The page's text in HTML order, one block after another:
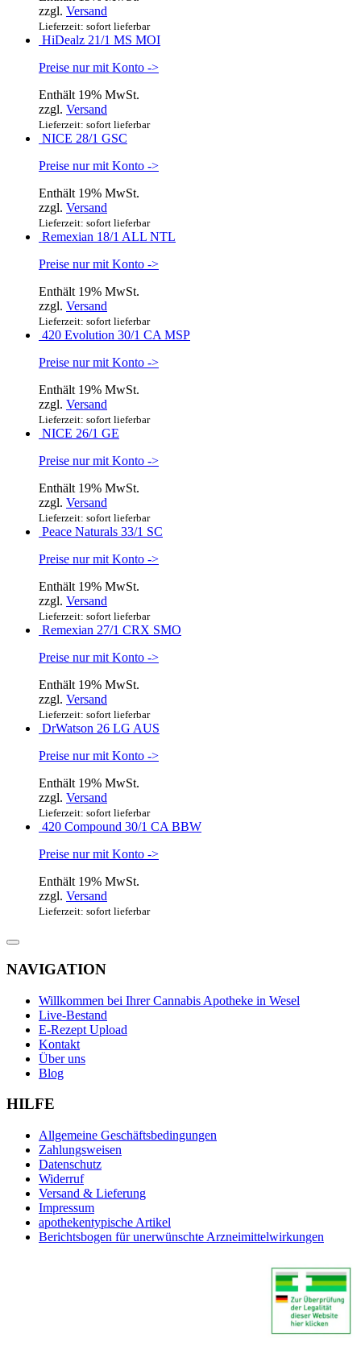
zzgl. Versand
Lieferzeit: sofort lieferbar
HiDealz 21/1 MS MOI
Preise nur mit Konto ->
Enthält 19% MwSt.
zzgl. Versand
Lieferzeit: sofort lieferbar
NICE 28/1 GSC
Preise nur mit Konto ->
Enthält 19% MwSt.
zzgl. Versand
Lieferzeit: sofort lieferbar
Remexian 18/1 ALL NTL
Preise nur mit Konto ->
Enthält 19% MwSt.
zzgl. Versand
Lieferzeit: sofort lieferbar
420 Evolution 30/1 CA MSP
Preise nur mit Konto ->
Enthält 19% MwSt.
zzgl. Versand
Lieferzeit: sofort lieferbar
NICE 26/1 GE
Preise nur mit Konto ->
Enthält 19% MwSt.
zzgl. Versand
Lieferzeit: sofort lieferbar
Peace Naturals 33/1 SC
Preise nur mit Konto ->
Enthält 19% MwSt.
zzgl. Versand
Lieferzeit: sofort lieferbar
Remexian 27/1 CRX SMO
Preise nur mit Konto ->
Enthält 19% MwSt.
zzgl. Versand
Lieferzeit: sofort lieferbar
DrWatson 26 LG AUS
Preise nur mit Konto ->
Enthält 19% MwSt.
zzgl. Versand
Lieferzeit: sofort lieferbar
420 Compound 30/1 CA BBW
Preise nur mit Konto ->
Enthält 19% MwSt.
zzgl. Versand
Lieferzeit: sofort lieferbar
NAVIGATION
Willkommen bei Ihrer Cannabis Apotheke in Wesel
Live-Bestand
E-Rezept Upload
Kontakt
Über uns
Blog
HILFE
Allgemeine Geschäftsbedingungen
Zahlungsweisen
Datenschutz
Widerruf
Versand & Lieferung
Impressum
apothekentypische Artikel
Berichtsbogen für unerwünschte Arzneimittelwirkungen